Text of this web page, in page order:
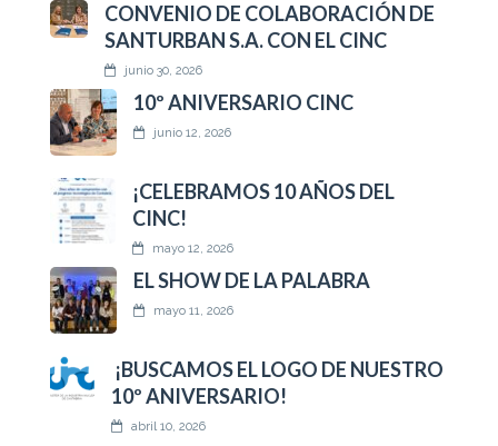
CONVENIO DE COLABORACIÓN DE
SANTURBAN S.A. CON EL CINC
junio 30, 2026
10º ANIVERSARIO CINC
junio 12, 2026
¡CELEBRAMOS 10 AÑOS DEL
CINC!
mayo 12, 2026
EL SHOW DE LA PALABRA
mayo 11, 2026
¡BUSCAMOS EL LOGO DE NUESTRO
10º ANIVERSARIO!
abril 10, 2026